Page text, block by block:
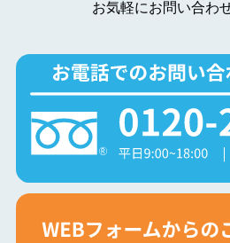
お気軽にお問い合わ